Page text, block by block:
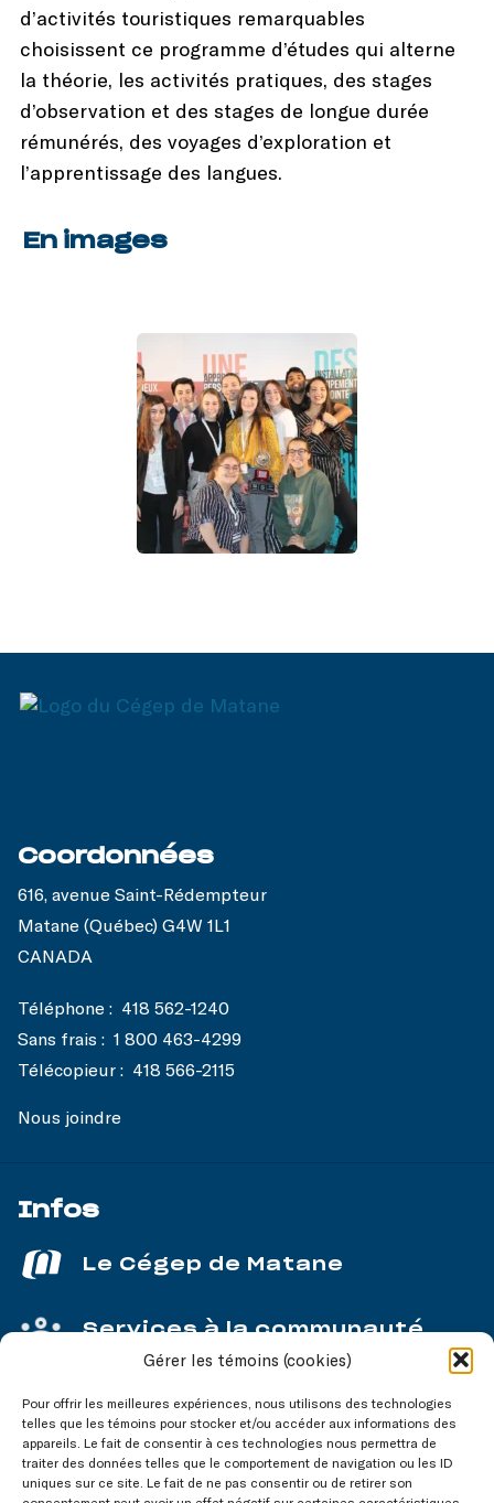
Gérer les témoins (cookies)
Pour offrir les meilleures expériences, nous utilisons des technologies
telles que les témoins pour stocker et/ou accéder aux informations des
appareils. Le fait de consentir à ces technologies nous permettra de
traiter des données telles que le comportement de navigation ou les ID
uniques sur ce site. Le fait de ne pas consentir ou de retirer son
d’activités touristiques remarquables
choisissent ce programme d’études qui alterne
la théorie, les activités pratiques, des stages
d’observation et des stages de longue durée
rémunérés, des voyages d’exploration et
l’apprentissage des langues.
En images
Coordonnées
616, avenue Saint-Rédempteur
Matane (Québec) G4W 1L1
CANADA
Téléphone : 418 562-1240
Sans frais : 1 800 463-4299
Télécopieur : 418 566-2115
Nous joindre
Infos
Le Cégep de Matane
Services à la communauté
Service aux entreprises